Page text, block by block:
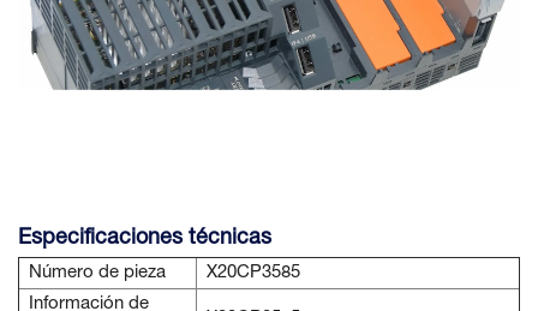
Especificaciones técnicas
Número de pieza
X20CP3585
Información de